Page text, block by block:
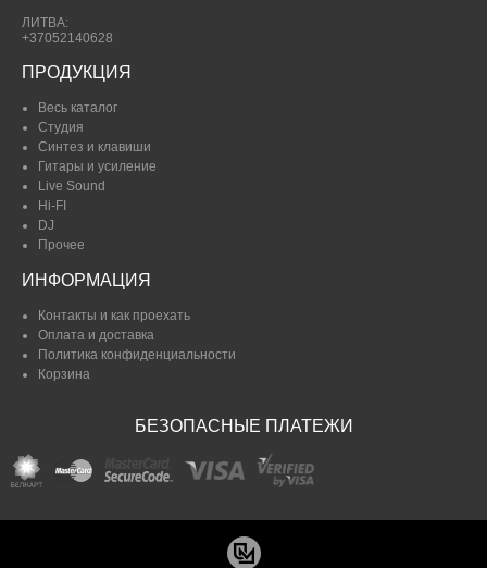
ЛИТВА:
+37052140628
ПРОДУКЦИЯ
Весь каталог
Студия
Синтез и клавиши
Гитары и усиление
Live Sound
Hi-FI
DJ
Прочее
ИНФОРМАЦИЯ
Контакты и как проехать
Оплата и доставка
Политика конфиденциальности
Корзина
БЕЗОПАСНЫЕ ПЛАТЕЖИ